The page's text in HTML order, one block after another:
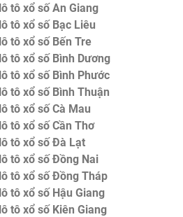
tô xổ số An Giang
tô xổ số Bạc Liêu
tô xổ số Bến Tre
tô xổ số Bình Dương
tô xổ số Bình Phước
tô xổ số Bình Thuận
tô xổ số Cà Mau
tô xổ số Cần Thơ
tô xổ số Đà Lạt
tô xổ số Đồng Nai
tô xổ số Đồng Tháp
tô xổ số Hậu Giang
tô xổ số Kiên Giang